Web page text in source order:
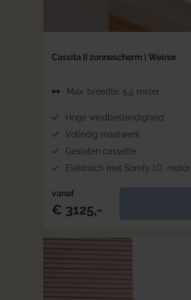
Cassita II zonnescherm | Weinor
Max. breedte: 5,5 meter
Hoge windbestendigheid
Volledig maatwerk
Gesloten cassette
Elektrisch met Somfy I.O. motor
vanaf
€ 3125,-